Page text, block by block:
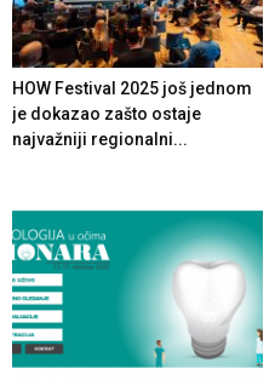
HOW Festival 2025 još jednom
je dokazao zašto ostaje
najvažniji regionalni...